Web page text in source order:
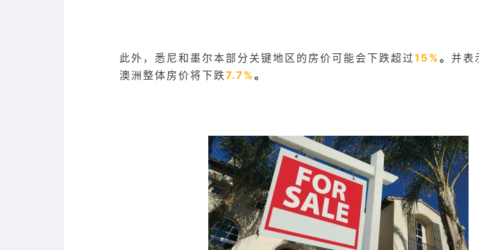
此外，悉尼和墨尔本部分关键地区的房价可能会下跌超过15%。 并表
澳洲整体房价将下跌7.7%。